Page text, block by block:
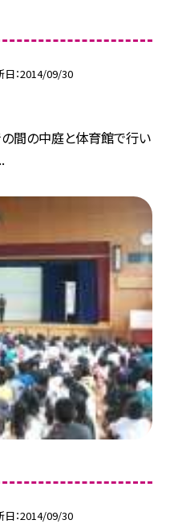
日 2014/09/30
間の中庭と体育館で行い
日 2014/09/30